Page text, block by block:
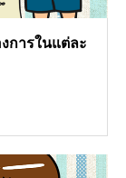
ารในแต่ละ